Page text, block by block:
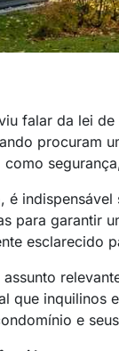
falar da lei
procuram
como
é
para garantir
esclarecido
assunto
que inquilinos
e